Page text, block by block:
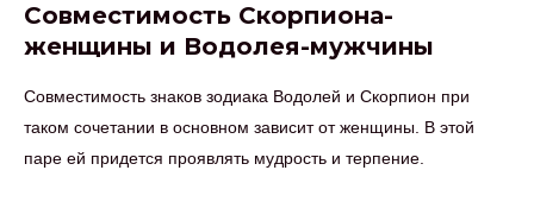
Совместимость Скорпиона-
женщины и Водолея-мужчины
Совместимость знаков зодиака Водолей и Скорпион при
таком сочетании в основном зависит от женщины. В этой
паре ей придется проявлять мудрость и терпение.